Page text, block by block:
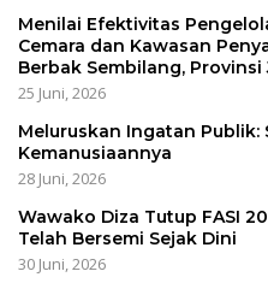
Menilai Efektivitas
Cemara dan Kawasan
Berbak Sembilang,
25 Juni, 2026
Meluruskan Ingatan Publik:
Kemanusiaannya
28 Juni, 2026
Wawako Diza Tutup FASI
Telah Bersemi Sejak Dini
30 Juni, 2026